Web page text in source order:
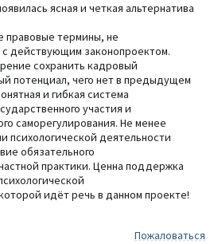
ясная и четкая альтернатива
правовые термины, не
действующим законопроектом.
сохранить кадровый
потенциал, чего нет в предыдущем
и гибкая система
участия и
саморегулирования. Не менее
психологической деятельности
обязательного
практики. Ценна поддержка
идёт речь в данном проекте!
Пожаловаться